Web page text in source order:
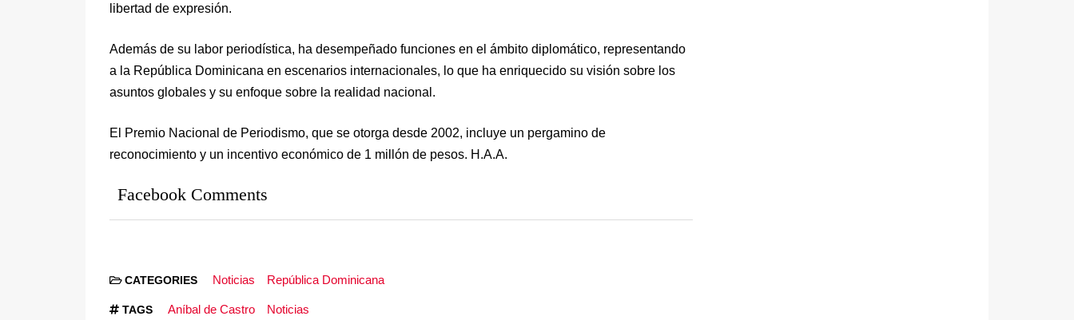
libertad de expresión.
Además de su labor periodística, ha desempeñado funciones en el ámbito diplomático, representando
a la República Dominicana en escenarios internacionales, lo que ha enriquecido su visión sobre los
asuntos globales y su enfoque sobre la realidad nacional.
El Premio Nacional de Periodismo, que se otorga desde 2002, incluye un pergamino de
reconocimiento y un incentivo económico de 1 millón de pesos. H.A.A.
Facebook Comments
CATEGORIES Noticias República Dominicana
TAGS Aníbal de Castro Noticias